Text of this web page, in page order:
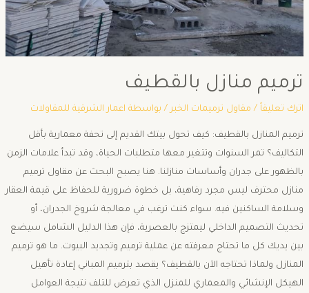
ترميم منازل بالقطيف
اترك تعليقاً / مقاول ترميمات الخبر / بواسطة اعمار الشرقية للمقاولات
ترميم المنازل بالقطيف: كيف تحول بيتك القديم إلى تحفة معمارية بأقل
التكاليف؟ ​تمر السنوات وتتغير معها متطلبات الحياة، وقد تبدأ علامات الزمن
بالظهور على جدران وأساسات منازلنا. هنا يصبح البحث عن مقاول ترميم
منازل محترف ليس مجرد رفاهية، بل خطوة ضرورية للحفاظ على قيمة العقار
وسلامة الساكنين فيه. ​سواء كنت ترغب في معالجة شروخ الجدران، أو
تحديث التصميم الداخلي ليمتزج بالعصرية، فإن هذا الدليل الشامل سيضع
بين يديك كل ما تحتاج معرفته عن عملية ترميم وتجديد البيوت. ​ما هو ترميم
المنازل ولماذا تحتاجه الآن بالقطيف؟ ​يقصد بترميم المباني إعادة تأهيل
الهيكل الإنشائي والمعماري للمنزل الذي تعرض للتلف نتيجة العوامل